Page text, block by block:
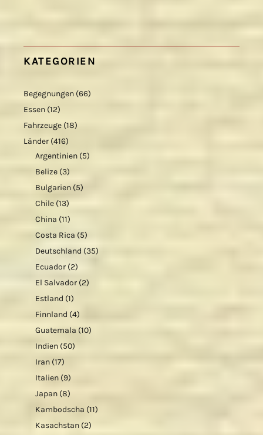
KATEGORIEN
Begegnungen (66)
Essen (12)
Fahrzeuge (18)
Länder (416)
Argentinien (5)
Belize (3)
Bulgarien (5)
Chile (13)
China (11)
Costa Rica (5)
Deutschland (35)
Ecuador (2)
El Salvador (2)
Estland (1)
Finnland (4)
Guatemala (10)
Indien (50)
Iran (17)
Italien (9)
Japan (8)
Kambodscha (11)
Kasachstan (2)